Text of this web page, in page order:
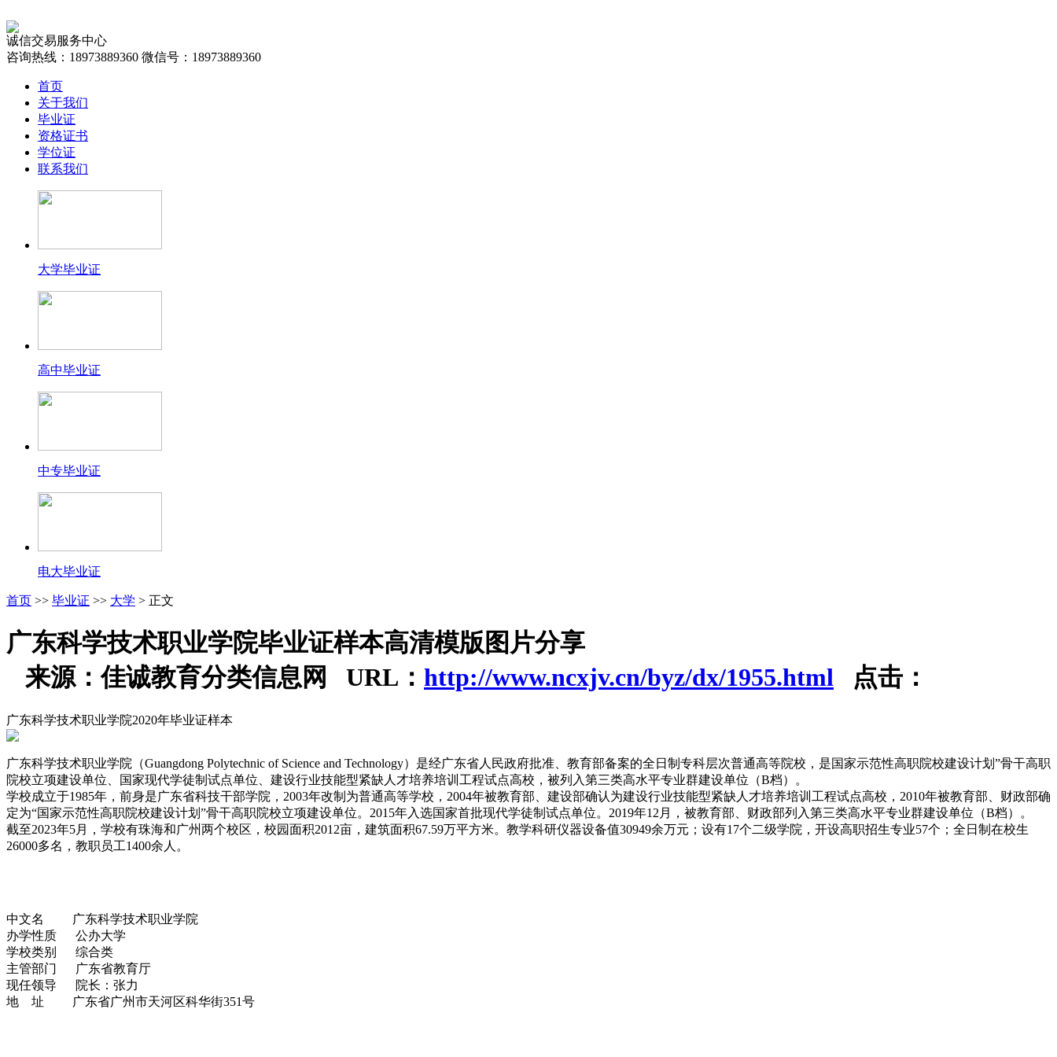
诚信交易服务中心
咨询热线：18973889360 微信号：18973889360
首页
关于我们
毕业证
资格证书
学位证
联系我们
大学毕业证
高中毕业证
中专毕业证
电大毕业证
首页 >> 毕业证 >> 大学 > 正文
广东科学技术职业学院毕业证样本高清模版图片分享
来源：佳诚教育分类信息网 URL： http://www.ncxjv.cn/byz/dx/1955.html 点击：
广东科学技术职业学院2020年毕业证样本
广东科学技术职业学院（Guangdong Polytechnic of Science and Technology）是经广东省人民政府批准、教育部备案的全日制专科层次普通高等院校，是国家示范性高职院校建设计划”骨干高职
院校立项建设单位、国家现代学徒制试点单位、建设行业技能型紧缺人才培养培训工程试点高校，被列入第三类高水平专业群建设单位（B档）。
学校成立于1985年，前身是广东省科技干部学院，2003年改制为普通高等学校，2004年被教育部、建设部确认为建设行业技能型紧缺人才培养培训工程试点高校，2010年被教育部、财政部确
定为“国家示范性高职院校建设计划”骨干高职院校立项建设单位。2015年入选国家首批现代学徒制试点单位。2019年12月，被教育部、财政部列入第三类高水平专业群建设单位（B档）。
截至2023年5月，学校有珠海和广州两个校区，校园面积2012亩，建筑面积67.59万平方米。教学科研仪器设备值30949余万元；设有17个二级学院，开设高职招生专业57个；全日制在校生
26000多名，教职员工1400余人。
中文名 广东科学技术职业学院
办学性质 公办大学
学校类别 综合类
主管部门 广东省教育厅
现任领导 院长：张力
地 址 广东省广州市天河区科华街351号